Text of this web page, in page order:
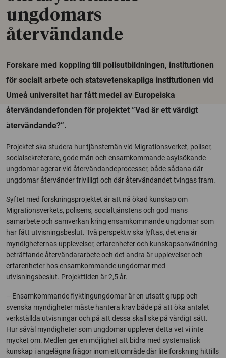
ungdomars
återvändande
Forskare med koppling till polisutbildningen, institutionen
för socialt arbete och statsvetenskapliga institutionen vid
Umeå universitet har fått medel av Europeiska
återvändandefonden för projektet ”Vad är ett värdigt
återvändande?”.
Projektet ska studera hur tjänstemän vid Migrationsverket, poliser,
socialsekreterare, gode män och ensamkommande asylsökande
ungdomar agerar vid återvändandeprocesser, både sådana där
ungdomar återvänder frivilligt och där återvändandet tvingas fram.
Syftet med forskningsprojektet är att nå ökad kunskap om
Migrationsverkets, polisens, socialtjänstens och god mans
samarbete och samverkan kring ensamkommande ungdomar som
har fått utvisningsbeslut. Två perspektiv ska lyftas, det ena är
myndigheternas upplevelser, erfarenheter och kunskapsanvändning
beträffande återvändararbete och det andra är upplevelser och
erfarenheter hos ensamkommande ungdomar med
utvisningsbeslut. Projekttiden är 2,5 år.
– Ensamkommande flyktingungdomar är en utsatt grupp och
svenska myndigheter måste hantera krav både på att öka antalet
verkställda utvisningar och på att dessa skall ske på värdigt sätt.
Hur såväl myndigheter som ungdomar upplever detta vet vi inte
mycket om. Medlen ger en möjlighet att bidra med systematisk
kunskap i angelägna frågor inom ett område där lite forskning hittills